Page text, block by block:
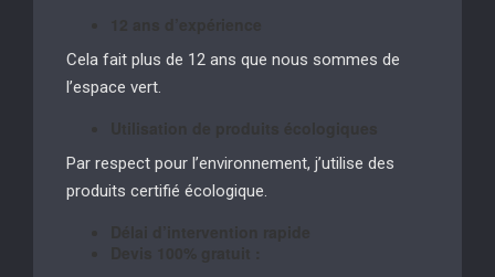
Cela fait plus de 12 ans que nous sommes de
l’espace vert.
Par respect pour l’environnement, j’utilise des
produits certifié écologique.